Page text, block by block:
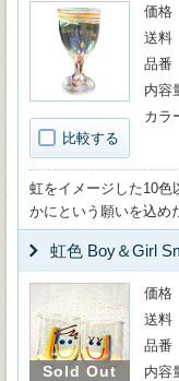
比較する
価格
送料
品番
内容
カラ
虹をイメージした10色
かにという願いを込め
虹色 Boy＆Girl
Sold Out
価格
送料
品番
内容